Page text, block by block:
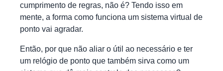
cumprimento de regras, não é? Tendo isso em
mente, a forma como funciona um sistema virtual de
ponto vai agradar.
Então, por que não aliar o útil ao necessário e ter
um relógio de ponto que também sirva como um